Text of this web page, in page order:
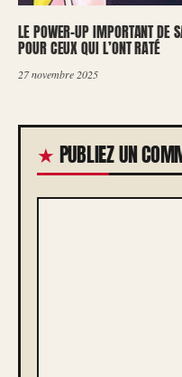
LE POWER-UP IMPORTANT DE
POUR CEUX QUI L’ONT RATÉ
27 novembre 2025
PUBLIEZ UN
COMMENTAIRE